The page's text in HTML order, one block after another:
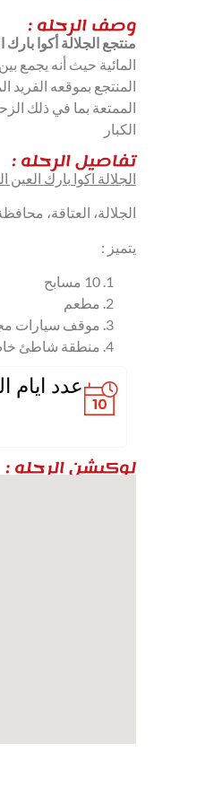
وصف الرحله :
منتجع الجلالة أكوا
المائية حيث أنه يجمع
المنتجع بموقعه الفريد
الممتعة بما في ذلك
الكبار
تفاصيل الرحله :
الجلالة اكوا بارك العين
الجلالة، العتاقة،
يتميز :
10 مسابح
مطعم
موقف سيارات
منطقة شاطئ
عدد ايام
لوكيشن الرحله :